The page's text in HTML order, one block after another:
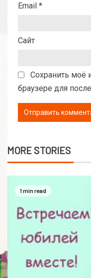
Email *
Сайт
Сохранить моё
браузере для
MORE STORIES
1 min read